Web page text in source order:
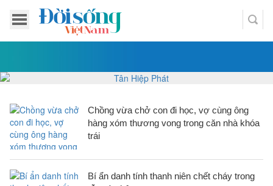
Chồng vừa chở con đi học, vợ cùng ông
hàng xóm thương vong trong căn nhà khóa
trái
Bí ẩn danh tính thanh niên chết cháy trong